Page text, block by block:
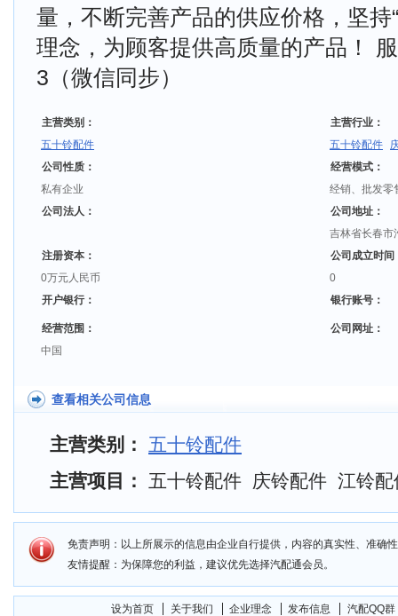
量，不断完善产品的供应价格，坚持
理念，为顾客提供高质量的产品！
3（微信同步）
主营类别：
主营行业：
五十铃配件
五十铃配件
公司性质：
经营模式：
私有企业
经销、批发零
公司法人：
公司地址：
吉林省长春市
注册资本：
公司成立时间
0万元人民币
0
开户银行：
银行账号：
经营范围：
公司网址：
中国
查看相关公司信息
主营类别：
五十铃配件
主营项目：
五十铃配件 庆铃配件 江铃
免责声明：以上所展示的信息由企业自行提供，内容的真实性、准确
友情提醒：为保障您的利益，建议优先选择汽配通会员。
设为首页 关于我们 企业理念 发布信息 汽配QQ群